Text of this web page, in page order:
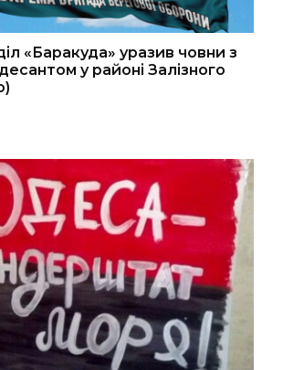
«Баракуда» уразив човни з
у районі Залізного